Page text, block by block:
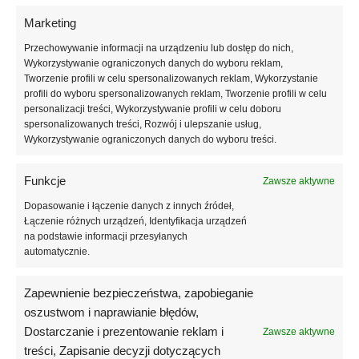
Marketing
Przechowywanie informacji na urządzeniu lub dostęp do nich,
Wykorzystywanie ograniczonych danych do wyboru reklam,
Tworzenie profili w celu spersonalizowanych reklam, Wykorzystanie
profili do wyboru spersonalizowanych reklam, Tworzenie profili w celu
personalizacji treści, Wykorzystywanie profili w celu doboru
spersonalizowanych treści, Rozwój i ulepszanie usług,
Wykorzystywanie ograniczonych danych do wyboru treści.
Funkcje Zawsze aktywne
Dopasowanie i łączenie danych z innych źródeł,
Łączenie różnych urządzeń, Identyfikacja urządzeń
na podstawie informacji przesyłanych
automatycznie.
Zapewnienie bezpieczeństwa, zapobieganie
oszustwom i naprawianie błędów,
Dostarczanie i prezentowanie reklam i
treści, Zapisanie decyzji dotyczących
Zawsze aktywne
stabilną aplikację. Produkt łatwo rozprowadza się po płytce paznokcia,
nie spływa na skórki i pozwala na precyzyjne modelowanie
powierzchni. Konsystencja umożliwia delikatne wyrównanie naturalnej
płytki oraz subtelną nadbudowę, poprawiając kształt paznokci bez
efektu nadmiernego obciążenia. Jedna warstwa daje równomierny,
półkryjący efekt, natomiast druga warstwa pozwala uzyskać pełniejsze
krycie i intensywniejszy kolor.
bez konieczności nakładania lakieru hybrydowego. Baza doskonale
sprawdzi się w manicure typu clean look, w stylizacjach nude z
akcentem kolorystycznym oraz jako baza pod delikatne zdobienia,
cienkie linie czy pastelowe kompozycje. Żółty odcień pięknie
komponuje się z bielą, mlecznymi tonami, pastelowym różem oraz
Odpowiednia formuła bazy zapewnia dobrą przyczepność do
naturalnej płytki paznokcia, zwiększając trwałość stylizacji i odporność
na odpryski. Produkt przeznaczony jest do utwardzania w lampach
LED i UV, dzięki czemu sprawdzi się zarówno w profesjonalnym